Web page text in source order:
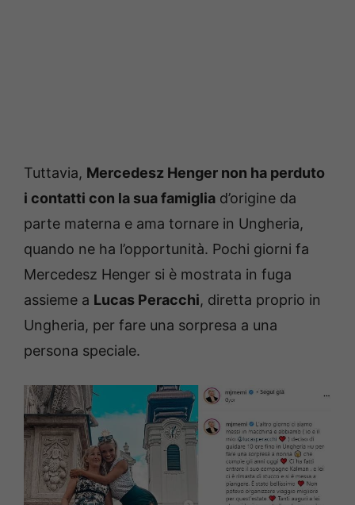
Tuttavia, Mercedesz Henger non ha perduto
i contatti con la sua famiglia d’origine da
parte materna e ama tornare in Ungheria,
quando ne ha l’opportunità. Pochi giorni fa
Mercedesz Henger si è mostrata in fuga
assieme a Lucas Peracchi, diretta proprio in
Ungheria, per fare una sorpresa a una
persona speciale.